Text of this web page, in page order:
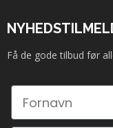
Få de gode tilbud før